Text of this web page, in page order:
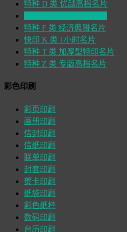
特种 D 类 优越高档名片
特种 F 类 经济典雅名片
快印 K 类 1小时名片
特种 T 类 加厚型特印名片
特种 Z 类 专版高档名片
彩色印刷
彩页印刷
画册印刷
信封印刷
信纸印刷
联单印刷
封套印刷
贺卡印刷
纸袋印刷
彩色纸杯
数码印刷
台历印刷